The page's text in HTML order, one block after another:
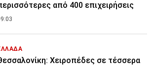
από 400 επιχειρήσεις
Χειροπέδες σε τέσσερα